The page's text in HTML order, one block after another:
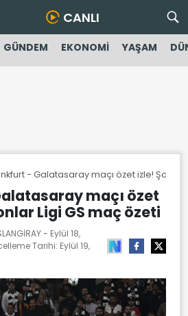
CANLI
GÜNDEM EKONOMİ YAŞAM
- Galatasaray maçı özet izle!
maçı özet
Ligi GS maç özeti
- Eylül 18,
Tarihi: Eylül 19,